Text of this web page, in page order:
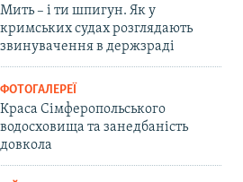
Мить – і ти шпигун. Як у
кримських судах розглядають
звинувачення в держзраді
ФОТОГАЛЕРЕЇ
Краса Сімферопольського
водосховища та занедбаність
довкола